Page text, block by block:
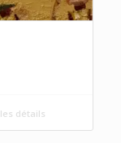
détails